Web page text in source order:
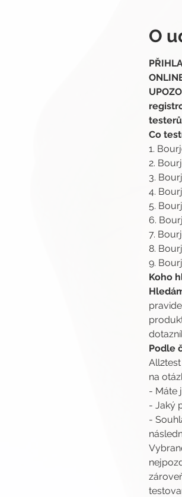
O
Co
1.
2.
3.
4.
5.
6.
7.
8.
9.
Koho
Podle
na
- Máte
- Jaký
-